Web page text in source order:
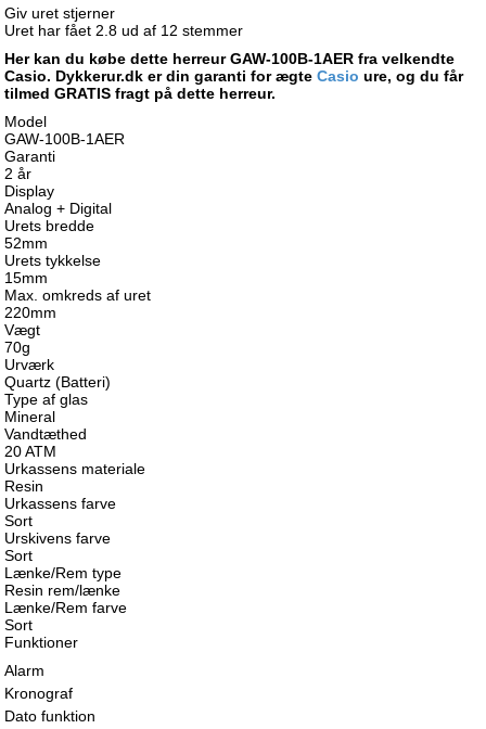
Giv uret stjerner
Uret har fået 2.8 ud af 12 stemmer
Her kan du købe dette herreur GAW-100B-1AER fra velkendte
Casio. Dykkerur.dk er din garanti for ægte Casio ure, og du får
tilmed GRATIS fragt på dette herreur.
Model
GAW-100B-1AER
Garanti
2 år
Display
Analog + Digital
Urets bredde
52mm
Urets tykkelse
15mm
Max. omkreds af uret
220mm
Vægt
70g
Urværk
Quartz (Batteri)
Type af glas
Mineral
Vandtæthed
20 ATM
Urkassens materiale
Resin
Urkassens farve
Sort
Urskivens farve
Sort
Lænke/Rem type
Resin rem/lænke
Lænke/Rem farve
Sort
Funktioner
Alarm
Kronograf
Dato funktion